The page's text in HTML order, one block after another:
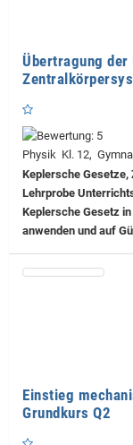
Übertragung der
Physik Kl. 12,
Keplersche
Lehrprobe
Keplersche Gesetz
anwenden und auf
Einstieg
Grundkurs Q2